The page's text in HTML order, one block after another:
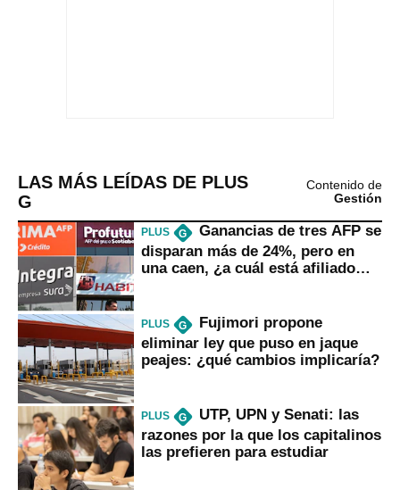
LAS MÁS LEÍDAS DE PLUS
G
Contenido de
Gestión
PLUS G
Ganancias de tres AFP se
disparan más de 24%, pero en
una caen, ¿a cuál está afiliado
PLUS G
Fujimori propone
eliminar ley que puso en jaque
peajes: ¿qué cambios implicaría?
PLUS G
UTP, UPN y Senati: las
razones por la que los capitalinos
las prefieren para estudiar